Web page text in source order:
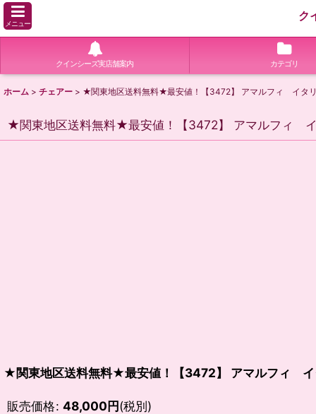
メニュー
ク
クインシーズ実店舗案内 カテゴリ
ホーム > チェアー > ★関東地区送料無料★最安値！【3472】 アマルフィ イタ
★関東地区送料無料★最安値！【3472】 アマルフィ
★関東地区送料無料★最安値！【3472】 アマルフィ イ
販売価格: 48,000円(税別)